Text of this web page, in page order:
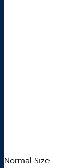
Normal Size